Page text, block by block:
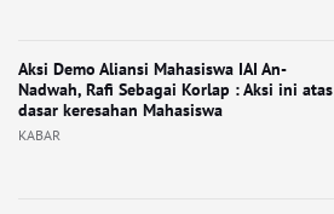
Aksi Demo Aliansi Mahasiswa IAI An-
Nadwah, Rafi Sebagai Korlap : Aksi ini atas
dasar keresahan Mahasiswa
KABAR